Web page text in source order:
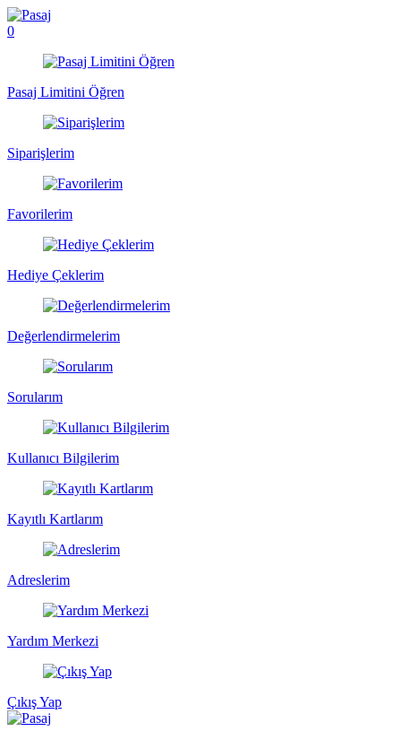
0
Pasaj Limitini Öğren
Siparişlerim
Favorilerim
Hediye Çeklerim
Değerlendirmelerim
Sorularım
Kullanıcı Bilgilerim
Kayıtlı Kartlarım
Adreslerim
Yardım Merkezi
Çıkış Yap